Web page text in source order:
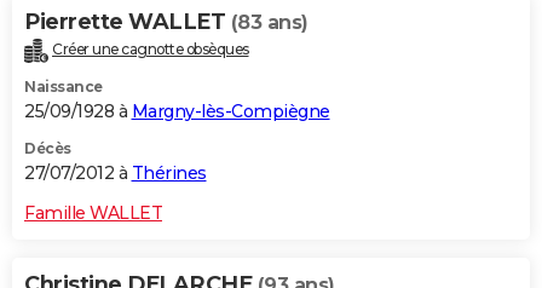
Pierrette WALLET (83 ans)
Créer une cagnotte obsèques
Naissance
25/09/1928 à Margny-lès-Compiègne
Décès
27/07/2012 à Thérines
Famille WALLET